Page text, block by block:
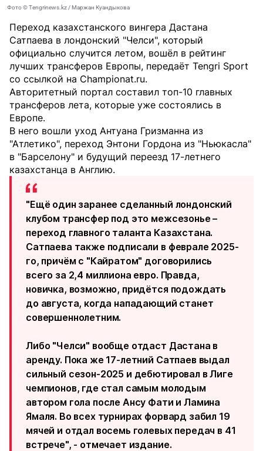
Фото © Tengrinews.kz / Маржан Куандыкова
Переход казахстанского вингера Дастана
Сатпаева в лондонский "Челси", который
официально случится летом, вошёл в рейтинг
лучших трансферов Европы, передаёт Tengri Sport
со ссылкой на Championat.ru.
Авторитетный портал составил топ-10 главных
трансферов лета, которые уже состоялись в
Европе.
В него вошли уход Антуана Гризманна из
"Атлетико", переход Энтони Гордона из "Ньюкасла"
в "Барселону" и будущий переезд 17-летнего
казахстанца в Англию.
"Ещё один заранее сделанный лондонский
клубом трансфер под это межсезонье –
переход главного таланта Казахстана.
Сатпаева также подписали в феврале 2025-
го, причём с "Кайратом" договорились
всего за 2,4 миллиона евро. Правда,
новичка, возможно, придётся подождать
до августа, когда нападающий станет
совершеннолетним.
Либо "Челси" вообще отдаст Дастана в
аренду. Пока же 17-летний Сатпаев выдал
сильный сезон-2025 и дебютировал в Лиге
чемпионов, где стал самым молодым
автором гола после Ансу Фати и Ламина
Ямаля. Во всех турнирах форвард забил 19
мячей и отдал восемь голевых передач в 41
встрече", - отмечает издание.